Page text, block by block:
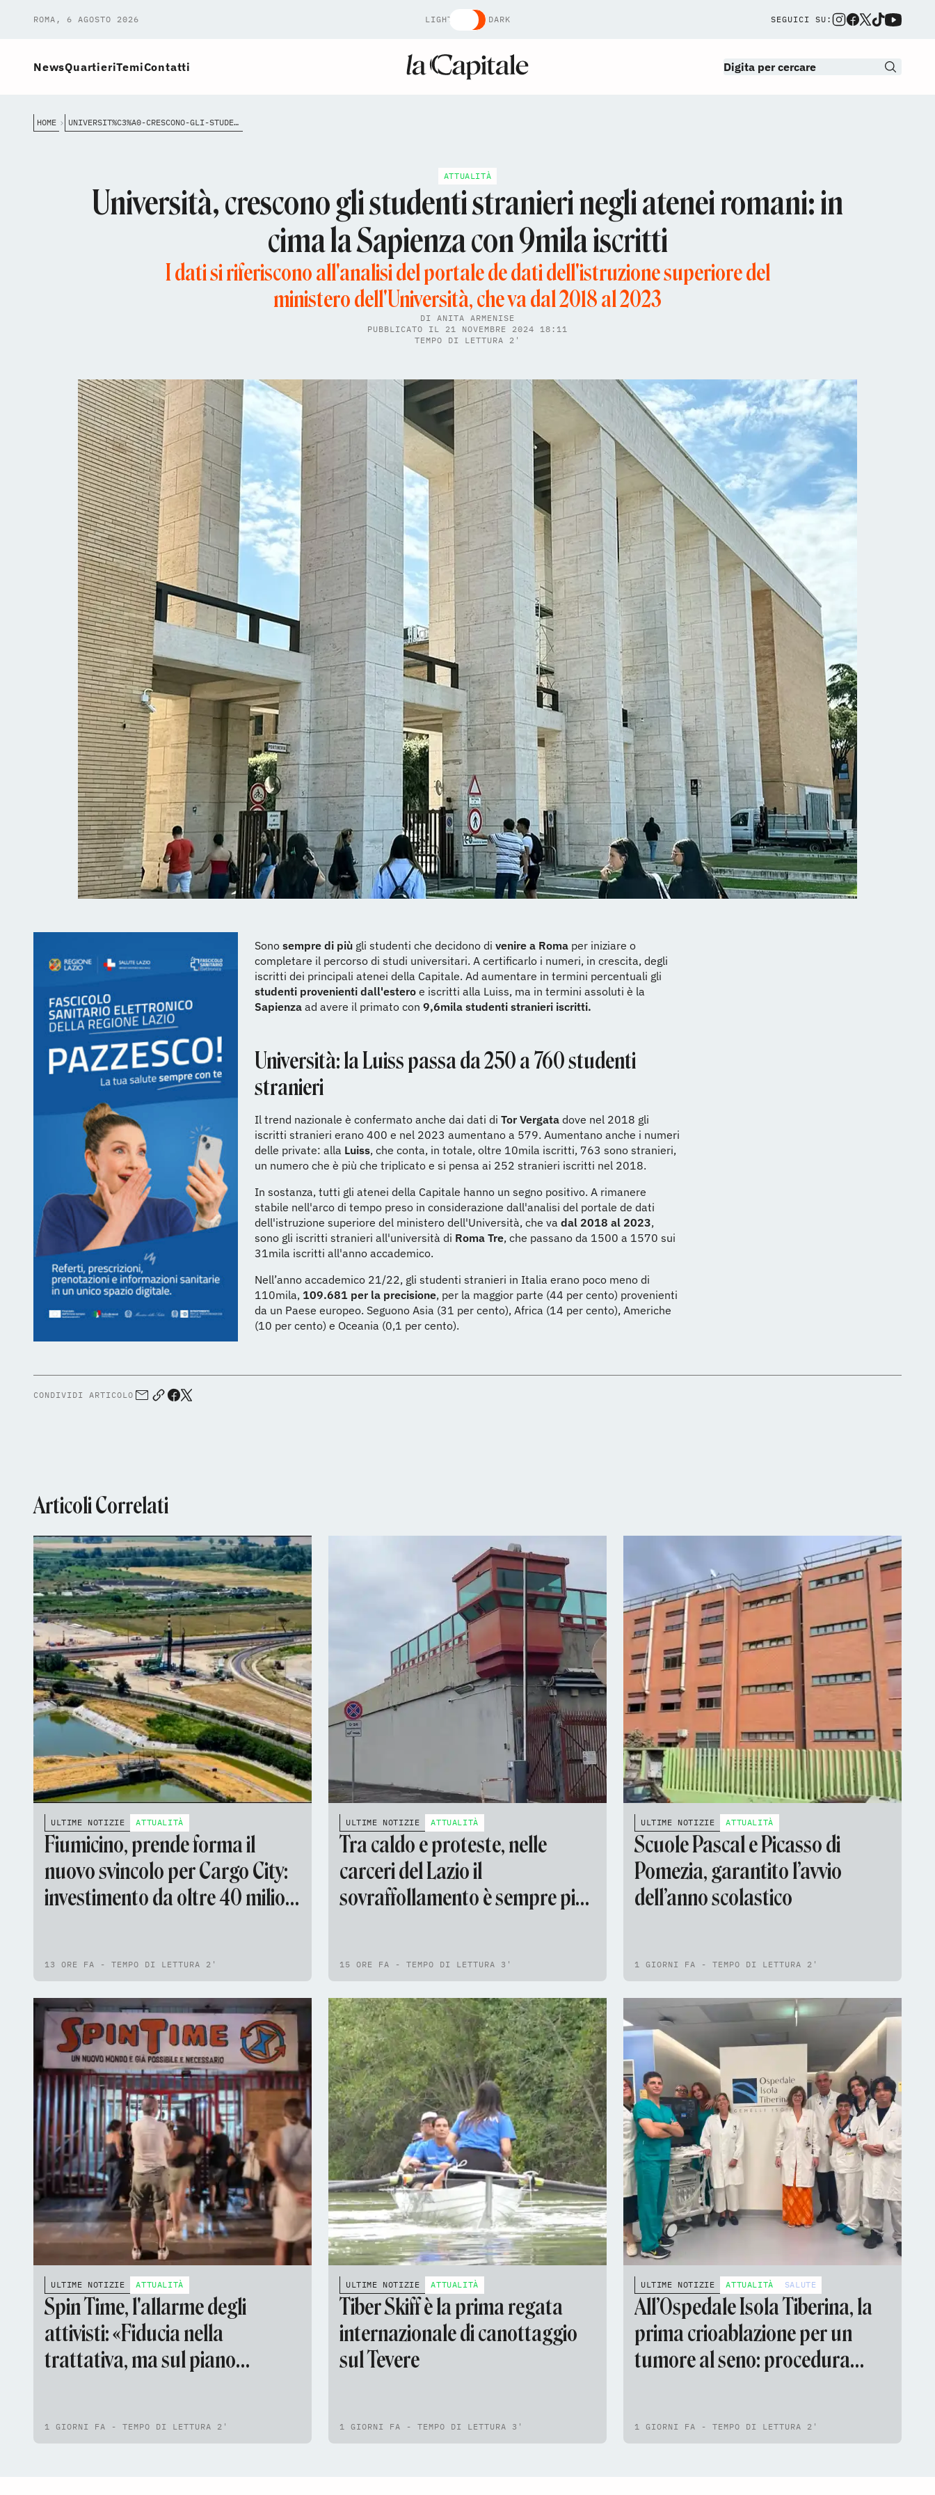
ROMA, 6 AGOSTO 2026 LIGHT DARK SEGUICI SU:
NewsQuartieriTemiContatti
HOME UNIVERSIT%C3%A0-CRESCONO-GLI-STUDENTI-STRANIERI-NEGLI-ATENEI-ROMANI-IN-CIMA-LA-SAPIENZA-CON-9MILA-ISCRI
ATTUALITÀ
Università, crescono gli studenti stranieri negli atenei romani: in
cima la Sapienza con 9mila iscritti
I dati si riferiscono all'analisi del portale de dati dell'istruzione superiore del
ministero dell'Università, che va dal 2018 al 2023
DI ANITA ARMENISE
PUBBLICATO IL 21 NOVEMBRE 2024 18:11
TEMPO DI LETTURA 2'
Sono sempre di più gli studenti che decidono di venire a Roma per iniziare o
completare il percorso di studi universitari. A certificarlo i numeri, in crescita, degli
iscritti dei principali atenei della Capitale. Ad aumentare in termini percentuali gli
studenti provenienti dall'estero e iscritti alla Luiss, ma in termini assoluti è la
Sapienza ad avere il primato con 9,6mila studenti stranieri iscritti.
Università: la Luiss passa da 250 a 760 studenti
stranieri
Il trend nazionale è confermato anche dai dati di Tor Vergata dove nel 2018 gli
iscritti stranieri erano 400 e nel 2023 aumentano a 579. Aumentano anche i numeri
delle private: alla Luiss, che conta, in totale, oltre 10mila iscritti, 763 sono stranieri,
un numero che è più che triplicato e si pensa ai 252 stranieri iscritti nel 2018.
In sostanza, tutti gli atenei della Capitale hanno un segno positivo. A rimanere
stabile nell'arco di tempo preso in considerazione dall'analisi del portale de dati
dell'istruzione superiore del ministero dell'Università, che va dal 2018 al 2023,
sono gli iscritti stranieri all'università di Roma Tre, che passano da 1500 a 1570 sui
31mila iscritti all'anno accademico.
Nell’anno accademico 21/22, gli studenti stranieri in Italia erano poco meno di
110mila, 109.681 per la precisione, per la maggior parte (44 per cento) provenienti
da un Paese europeo. Seguono Asia (31 per cento), Africa (14 per cento), Americhe
(10 per cento) e Oceania (0,1 per cento).
CONDIVIDI ARTICOLO
Articoli Correlati
ULTIME NOTIZIE ATTUALITÀ
Fiumicino, prende forma il
nuovo svincolo per Cargo City:
investimento da oltre 40 milioni
13 ORE FA - TEMPO DI LETTURA 2'
ULTIME NOTIZIE ATTUALITÀ
Tra caldo e proteste, nelle
carceri del Lazio il
sovraffollamento è sempre più
15 ORE FA - TEMPO DI LETTURA 3'
ULTIME NOTIZIE ATTUALITÀ
Scuole Pascal e Picasso di
Pomezia, garantito l’avvio
dell’anno scolastico
1 GIORNI FA - TEMPO DI LETTURA 2'
ULTIME NOTIZIE ATTUALITÀ
Spin Time, l'allarme degli
attivisti: «Fiducia nella
trattativa, ma sul piano
1 GIORNI FA - TEMPO DI LETTURA 2'
ULTIME NOTIZIE ATTUALITÀ
Tiber Skiff è la prima regata
internazionale di canottaggio
sul Tevere
1 GIORNI FA - TEMPO DI LETTURA 3'
ULTIME NOTIZIE ATTUALITÀ SALUTE
All’Ospedale Isola Tiberina, la
prima crioablazione per un
tumore al seno: procedura
1 GIORNI FA - TEMPO DI LETTURA 2'